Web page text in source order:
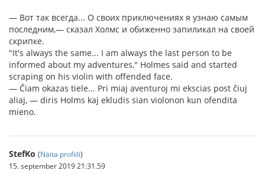
— Вот так всегда... О своих приключениях я узнаю самым
последним,— сказал Холмс и обиженно запиликал на своей
скрипке.
"It's always the same... I am always the last person to be
informed about my adventures," Holmes said and started
scraping on his violin with offended face.
— Ĉiam okazas tiele... Pri miaj aventuroj mi ekscias post ĉiuj
aliaj, — diris Holms kaj ekludis sian violonon kun ofendita
mieno.
StefKo (Näita profiili)
15. september 2019 21:31.59